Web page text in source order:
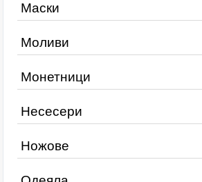
Маски
Моливи
Монетници
Несесери
Ножове